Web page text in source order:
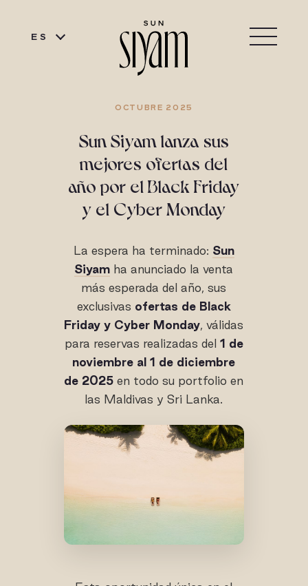
ES
OCTUBRE 2025
Sun Siyam lanza sus
mejores ofertas del
año por el Black Friday
y el Cyber Monday
La espera ha terminado: Sun
Siyam ha anunciado la venta
más esperada del año, sus
exclusivas ofertas de Black
Friday y Cyber Monday, válidas
para reservas realizadas del 1 de
noviembre al 1 de diciembre
de 2025 en todo su portfolio en
las Maldivas y Sri Lanka.